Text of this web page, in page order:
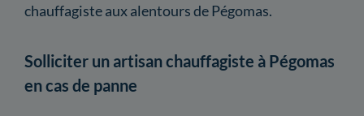
chauffagiste aux alentours de Pégomas.
Solliciter un artisan chauffagiste à Pégomas
en cas de panne